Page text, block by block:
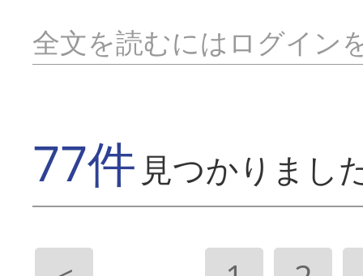
全文を読むにはログイン
77件 見つかりまし